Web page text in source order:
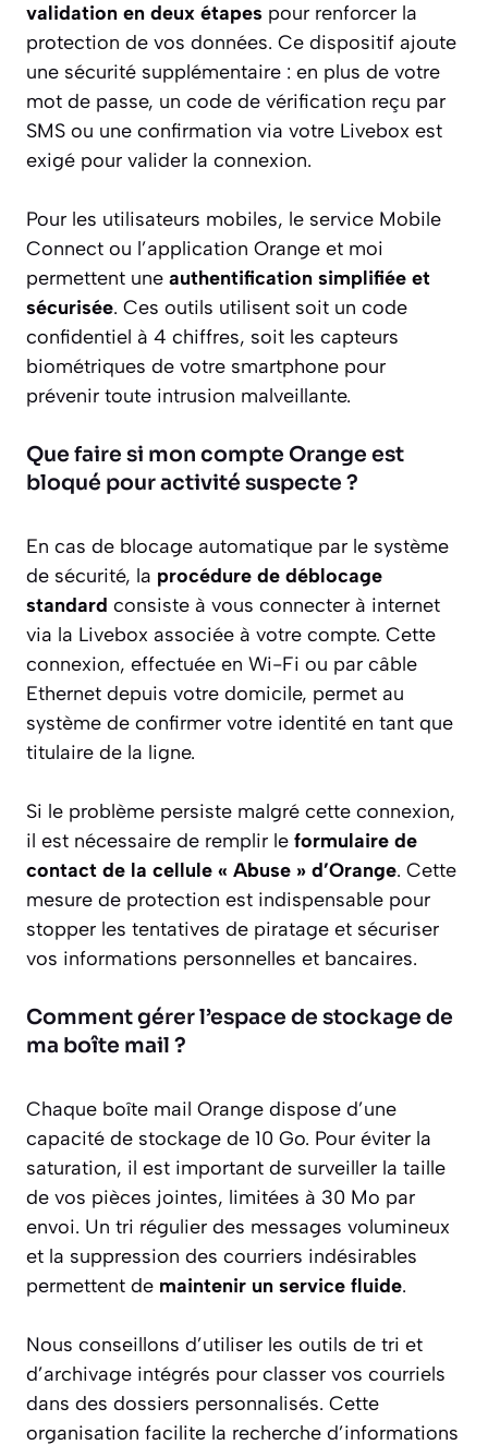
validation en deux étapes pour renforcer la
protection de vos données. Ce dispositif ajoute
une sécurité supplémentaire : en plus de votre
mot de passe, un code de vérification reçu par
SMS ou une confirmation via votre Livebox est
exigé pour valider la connexion.
Pour les utilisateurs mobiles, le service Mobile
Connect ou l’application Orange et moi
permettent une authentification simplifiée et
sécurisée. Ces outils utilisent soit un code
confidentiel à 4 chiffres, soit les capteurs
biométriques de votre smartphone pour
prévenir toute intrusion malveillante.
Que faire si mon compte Orange est
bloqué pour activité suspecte ?
En cas de blocage automatique par le système
de sécurité, la procédure de déblocage
standard consiste à vous connecter à internet
via la Livebox associée à votre compte. Cette
connexion, effectuée en Wi-Fi ou par câble
Ethernet depuis votre domicile, permet au
système de confirmer votre identité en tant que
titulaire de la ligne.
Si le problème persiste malgré cette connexion,
il est nécessaire de remplir le formulaire de
contact de la cellule « Abuse » d’Orange. Cette
mesure de protection est indispensable pour
stopper les tentatives de piratage et sécuriser
vos informations personnelles et bancaires.
Comment gérer l’espace de stockage de
ma boîte mail ?
Chaque boîte mail Orange dispose d’une
capacité de stockage de 10 Go. Pour éviter la
saturation, il est important de surveiller la taille
de vos pièces jointes, limitées à 30 Mo par
envoi. Un tri régulier des messages volumineux
et la suppression des courriers indésirables
permettent de maintenir un service fluide.
Nous conseillons d’utiliser les outils de tri et
d’archivage intégrés pour classer vos courriels
dans des dossiers personnalisés. Cette
organisation facilite la recherche d’informations